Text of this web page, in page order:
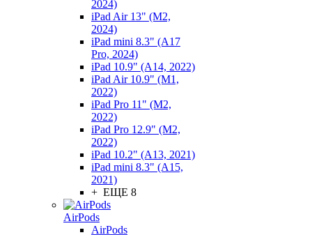
2024)
iPad Air 13" (M2,
2024)
iPad mini 8.3" (A17
Pro, 2024)
iPad 10.9" (A14, 2022)
iPad Air 10.9" (M1,
2022)
iPad Pro 11" (M2,
2022)
iPad Pro 12.9" (M2,
2022)
iPad 10.2" (A13, 2021)
iPad mini 8.3" (A15,
2021)
+ ЕЩЕ 8
AirPods
AirPods